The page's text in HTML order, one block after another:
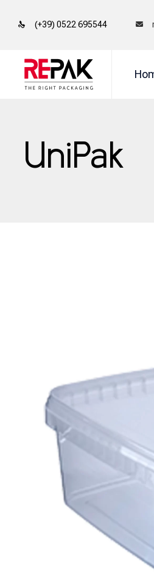
(+39) 0522 695544
UniPak